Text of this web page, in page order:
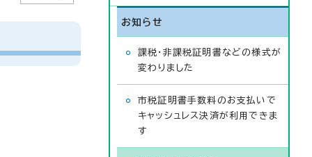
お知らせ
課税・非課税証明書などの様式が
変わりました
市税証明書手数料のお支払いで
キャッシュレス決済が利用できま
す